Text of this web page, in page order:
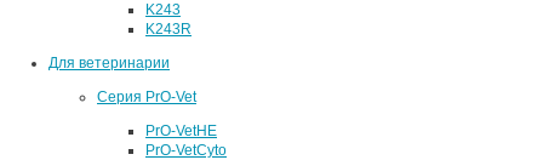
K243
K243R
Для ветеринарии
Серия PrO-Vet
PrO-VetHE
PrO-VetCyto